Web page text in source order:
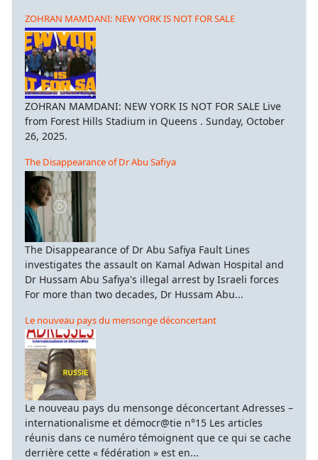
ZOHRAN MAMDANI: NEW YORK IS NOT FOR SALE
ZOHRAN MAMDANI: NEW YORK IS NOT FOR SALE Live
from Forest Hills Stadium in Queens . Sunday, October
26, 2025.
The Disappearance of Dr Abu Safiya
The Disappearance of Dr Abu Safiya Fault Lines
investigates the assault on Kamal Adwan Hospital and
Dr Hussam Abu Safiya's illegal arrest by Israeli forces
For more than two decades, Dr Hussam Abu...
Le nouveau pays du mensonge déconcertant
Le nouveau pays du mensonge déconcertant Adresses –
internationalisme et démocr@tie n°15 Les articles
réunis dans ce numéro témoignent que ce qui se cache
derrière cette « fédération » est en...